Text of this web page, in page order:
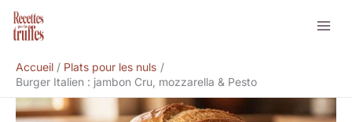
Aller
Accueil
Plats pour les nuls
Burger Italien : jambon Cru, mozzarella & Pesto
Rechercher